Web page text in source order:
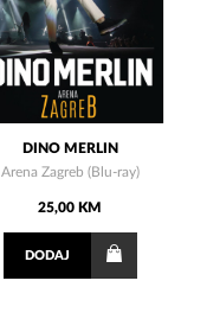
DINO MERLIN
Arena Zagreb (Blu-ray)
25,00 KM
DODAJ